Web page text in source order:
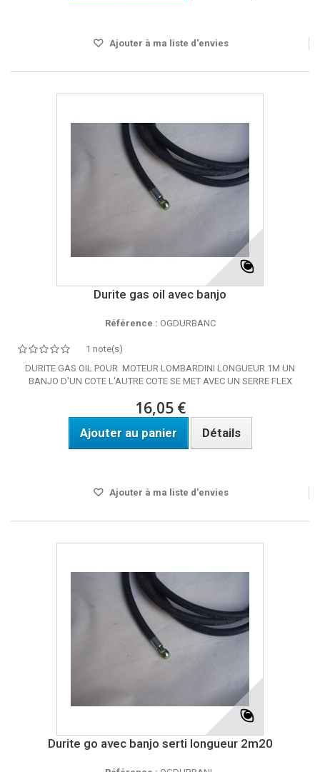
Ajouter à ma liste d'envies
Durite gas oil avec banjo
Référence : OGDURBANC
1 note(s)
DURITE GAS OIL POUR MOTEUR LOMBARDINI LONGUEUR 1M UN
BANJO D'UN COTE L'AUTRE COTE SE MET AVEC UN SERRE FLEX
16,05 €
Ajouter au panier Détails
Ajouter à ma liste d'envies
Durite go avec banjo serti longueur 2m20